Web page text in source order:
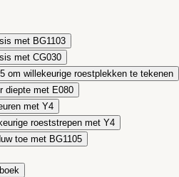
met BG1103
met CG030
om willekeurige roestplekken te tekenen
diepte met E080
met Y4
roeststrepen met Y4
toe met BG1105